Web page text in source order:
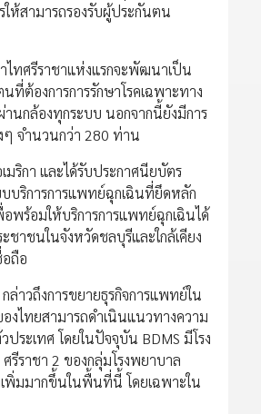
ให้สามารถรองรับผู้ประกันตน
ทศรีราชาแห่งแรกจะพัฒนาเป็น
ต้องการการรักษาโรคเฉพาะทาง
านกล้องทุกระบบ นอกจากนี้ยังมีการ
ๆ จำนวนกว่า 280 ท่าน
ริกา และได้รับประกาศนียบัตร
บบริการการแพทย์ฉุกเฉินที่ยึดหลัก
พร้อมให้บริการการแพทย์ฉุกเฉินได้
าชนในจังหวัดชลบุรีและใกล้เคียง
ถือ
าวถึงการขยายธุรกิจการแพทย์ใน
งไทยสามารถดำเนินแนวทางความ
ระเทศ โดยในปัจจุบัน BDMS มีโรง
รีราชา 2 ของกลุ่มโรงพยาบาล
พิ่มมากขึ้นในพื้นที่นี้ โดยเฉพาะใน